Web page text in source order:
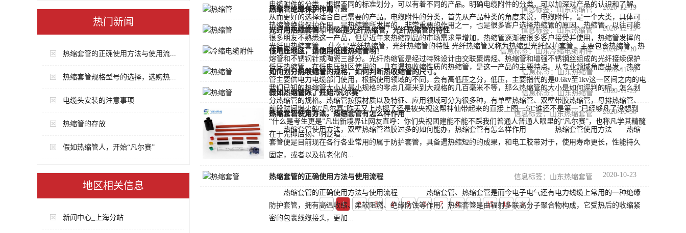
热门新闻
热缩套管的正确使用方法与使用流...
热缩套管规格型号的选择，选购热...
电缆头安装的注意事项
热缩管的存放
假如热缩管人，开始“凡尔赛”
地区相关信息
新闻中心_上海分站
屏蔽、成型、到护套等最...
电缆附件的分类，根据不同的标准划分，可以有着不同的产品。明确电缆附件的分类，可以加深对产品的认识和了解，
从而更好的选择适合自己需要的产品。电缆附件的分类，首先从产品种类的角度来说，电缆附件，是一个大类，具体可
以分为电缆终端和电缆中...
热缩管绝缘保护作用 2020-12-19
信息标签：山东热缩管
热缩管绝缘保护作用，是热缩管所发挥的，非常重要的作用之一，也是很多客户选择热缩管的原因。热缩管，以往可能
很多朋友不熟悉这一产品，但是近年来热缩制品的市场需求量增加，热缩管逐渐被很多客户接受并使用，热缩管发挥的
作用有很多，热缩管绝缘...
光纤用热缩套管 ，什么是光纤热缩管，光纤热缩管的特性 2020-12-15
信息标签：山东热缩管
光纤用热缩套管 ，什么是光纤热缩管，光纤热缩管的特性 光纤热缩管又称为热缩型光纤保护套管，主要包含热缩管、热
熔管和不锈钢针或陶瓷三部分。光纤热缩管是经过特殊设计由交联聚烯烃、热缩管和增强不锈钢丝组成的光纤接续保护
元件，它能够很...
低电压地区，请使用低压热缩管哟！ 2020-12-10
信息标签：山东冷缩电缆附件
低压热缩管，在低电压地区使用的，具有遇热收缩性质的热缩管，是这一产品的主要特点。从专业领域角度出发，热缩
管主要供电力电缆部门使用，根据使用领域的不同，会有高低压之分，低压，主要指代的是0.6kv至1kv这一区间之内的电
压值。当然除了低压热...
如何划分热收缩管的规格，如何判断热收缩管的尺寸。 2020-11-28
信息标签：山东热缩管
我们已知的热缩管大小从最小规格的零点几毫米到大规格的几百毫米不等，那么热缩管的大小是如何评判的呢，怎么划
分热缩管的规格。热缩管按照材质以及特征、应用领域可分为很多种，有单壁热缩管、双壁带胶热缩管，母排热缩管、
铁氟龙热缩管等等。各色...
假如热缩管人，开始“凡尔赛” 2020-11-25
信息标签：山东热缩管
前段时间爆火的“凡尔赛”昨天又上热搜了还是被央视这帮神仙带起来的直接上图一句“谁还不是第一”已经够凡了没想到
“什么是考生更是”凡出新境界让网友直呼：你们央视团建能不能不踩我们普通人普通人眼里的“凡尔赛”，也称凡学其精髓
在于先抑后扬、明贬暗...
热缩套管使用方法，热缩套管有怎么样作用 2020-10-30
信息标签：山东热缩套管
热缩套管使用方法，双壁热缩管溢胶过多的如何能办，热缩套管有怎么样作用 热缩套管使用方法 热缩
套管便是目前现在各行各业常用的属于防护套管，具备遇热缩短的的成果，和电工胶带对于，使用寿命更长，性能持久
固定，或者以及抗老化的...
热缩套管的正确使用方法与使用流程 2020-10-23
信息标签：山东热缩套管
热缩套管的正确使用方法与使用流程 热缩套管、热缩套管是而今电子电气还有电力线缆上常用的一种绝缘
防护套管，拥有高温收缩、柔软阻燃、绝缘防蚀等作用；热缩套管是由辐射多联高分子聚合物构成，它受热后的收缩紧
密的包裹线缆接头，更加...
« 1 2 3 4 5 6 7 8 ... 15 16 »